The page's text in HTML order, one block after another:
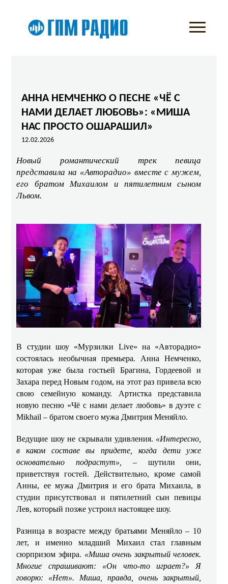
АННА НЕМЧЕНКО О ПЕСНЕ «ЧЁ С
НАМИ ДЕЛАЕТ ЛЮБОВЬ»: «МИША
НАС ПРОСТО ОШАРАШИЛ»
12.02.2026
Новый романтический трек певица
представила на «Авторадио» вместе с мужем,
его братом Михаилом и пятилетним сыном
Львом.
В студии шоу «Мурзилки Live» на «Авторадио»
состоялась необычная премьера. Анна Немченко,
которая уже была гостьей Брагина, Гордеевой и
Захара перед Новым годом, на этот раз привела всю
свою семейную команду. Артистка представила
новую песню «Чё с нами делает любовь» в дуэте с
Mikhail – братом своего мужа Дмитрия Меняйло.
Ведущие шоу не скрывали удивления. «Интересно,
в каком составе вы придете, когда дети уже
основательно подрастут», – шутили они,
приветствуя гостей. Действительно, кроме самой
Анны, ее мужа Дмитрия и его брата Михаила, в
студии присутствовал и пятилетний сын певицы
Лев, который позже устроил настоящее шоу.
Разница в возрасте между братьями Меняйло – 10
лет, и именно младший Михаил стал главным
сюрпризом эфира. «Миша очень закрытый человек.
Многие спрашивают: «Он что-то играет?» Я
говорю: «Нет». Миша, правда, очень закрытый,